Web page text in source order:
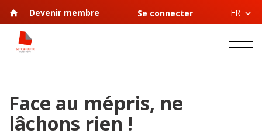
Devenir membre Se connecter FR
Face au mépris, ne
lâchons rien !